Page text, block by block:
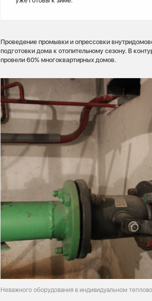
Проведение промывки и опрессовки
подготовки дома к отопительному сезону. В
провели 60% многоквартирных домов.
Неважного оборудования в индивидуальном